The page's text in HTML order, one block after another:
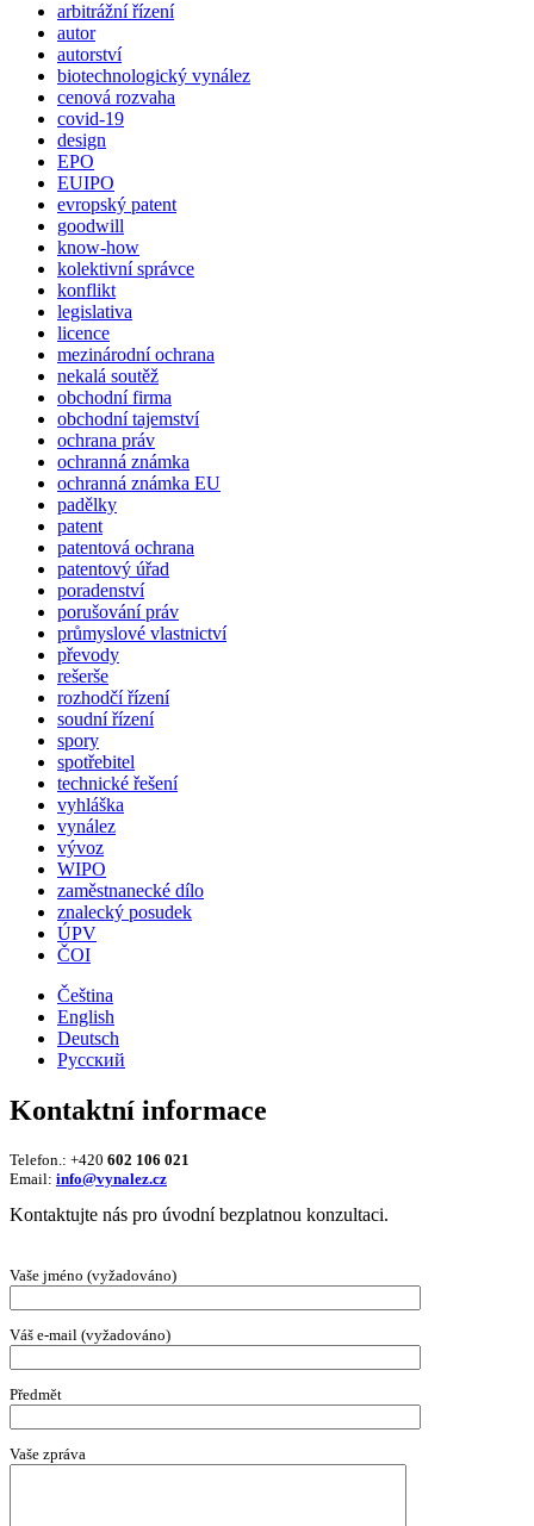
arbitrážní řízení
autor
autorství
biotechnologický vynález
cenová rozvaha
covid-19
design
EPO
EUIPO
evropský patent
goodwill
know-how
kolektivní správce
konflikt
legislativa
licence
mezinárodní ochrana
nekalá soutěž
obchodní firma
obchodní tajemství
ochrana práv
ochranná známka
ochranná známka EU
padělky
patent
patentová ochrana
patentový úřad
poradenství
porušování práv
průmyslové vlastnictví
převody
rešerše
rozhodčí řízení
soudní řízení
spory
spotřebitel
technické řešení
vyhláška
vynález
vývoz
WIPO
zaměstnanecké dílo
znalecký posudek
ÚPV
ČOI
Čeština
English
Deutsch
Русский
Kontaktní informace
Telefon.: +420 602 106 021
Email: info@vynalez.cz
Kontaktujte nás pro úvodní bezplatnou konzultaci.
Vaše jméno (vyžadováno)
Váš e-mail (vyžadováno)
Předmět
Vaše zpráva